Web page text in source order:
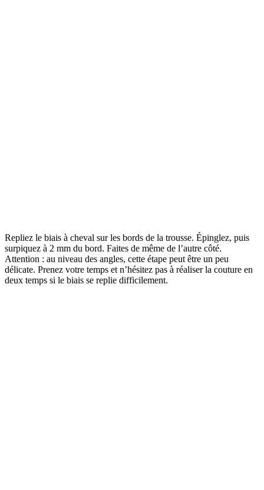
Repliez le biais à cheval sur les bords de la trousse. Épinglez, puis
surpiquez à 2 mm du bord. Faites de même de l’autre côté.
Attention : au niveau des angles, cette étape peut être un peu
délicate. Prenez votre temps et n’hésitez pas à réaliser la couture en
deux temps si le biais se replie difficilement.